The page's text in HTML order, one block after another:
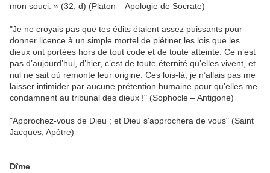
mon souci. » (32, d) (Platon – Apologie de Socrate)
"Je ne croyais pas que tes édits étaient assez puissants pour
donner licence à un simple mortel de piétiner les lois que les
dieux ont portées hors de tout code et de toute atteinte. Ce n’est
pas d’aujourd’hui, d’hier, c’est de toute éternité qu’elles vivent, et
nul ne sait où remonte leur origine. Ces lois-là, je n’allais pas me
laisser intimider par aucune prétention humaine pour qu’elles me
condamnent au tribunal des dieux !" (Sophocle – Antigone)
"Approchez-vous de Dieu ; et Dieu s'approchera de vous" (Saint
Jacques, Apôtre)
Dîme